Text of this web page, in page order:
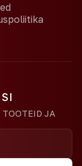
JA